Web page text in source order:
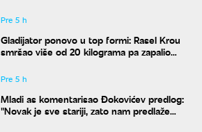
Pre 5 h
Gladijator ponovo u top formi: Rasel Krou
smršao više od 20 kilograma pa zapalio
Pre 5 h
Mladi as komentarisao Đokovićev predlog:
"Novak je sve stariji, zato nam predlaže